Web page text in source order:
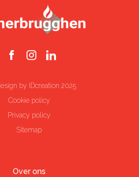
by IDcreation 2025
Cookie policy
Privacy policy
Sitemap
Over ons